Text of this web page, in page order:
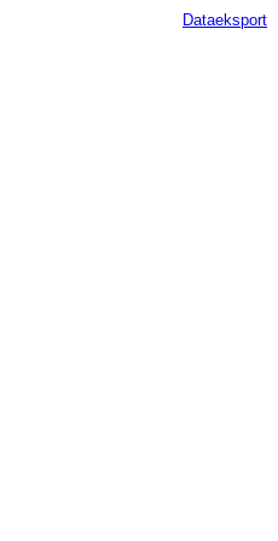
Dataeksport